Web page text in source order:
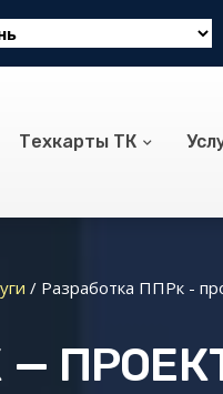
Техкарты ТК
/ Разработка ППРк -